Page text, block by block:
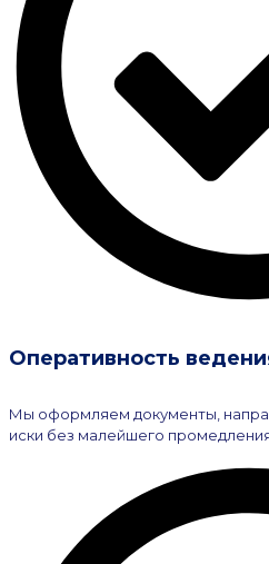
Оперативность
Мы оформляем документы,
иски без малейшего